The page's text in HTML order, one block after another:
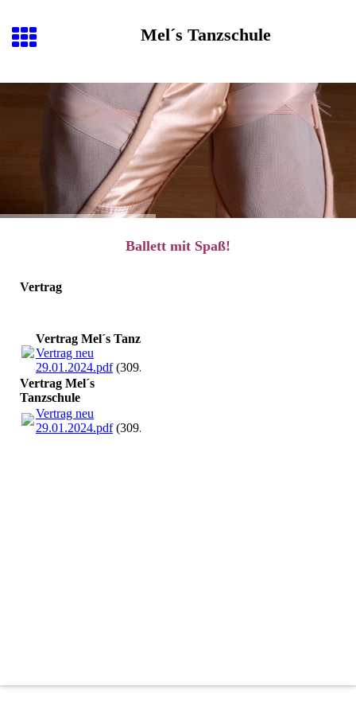
Mel´s Tanzschule
Ballett mit Spaß!
Vertrag
Vertrag Mel´s Tanzschule
Vertrag neu
29.01.2024.pdf(309.47KB)
Vertrag Mel´s
Tanzschule
Vertrag neu
29.01.2024.pdf(309.47KB)